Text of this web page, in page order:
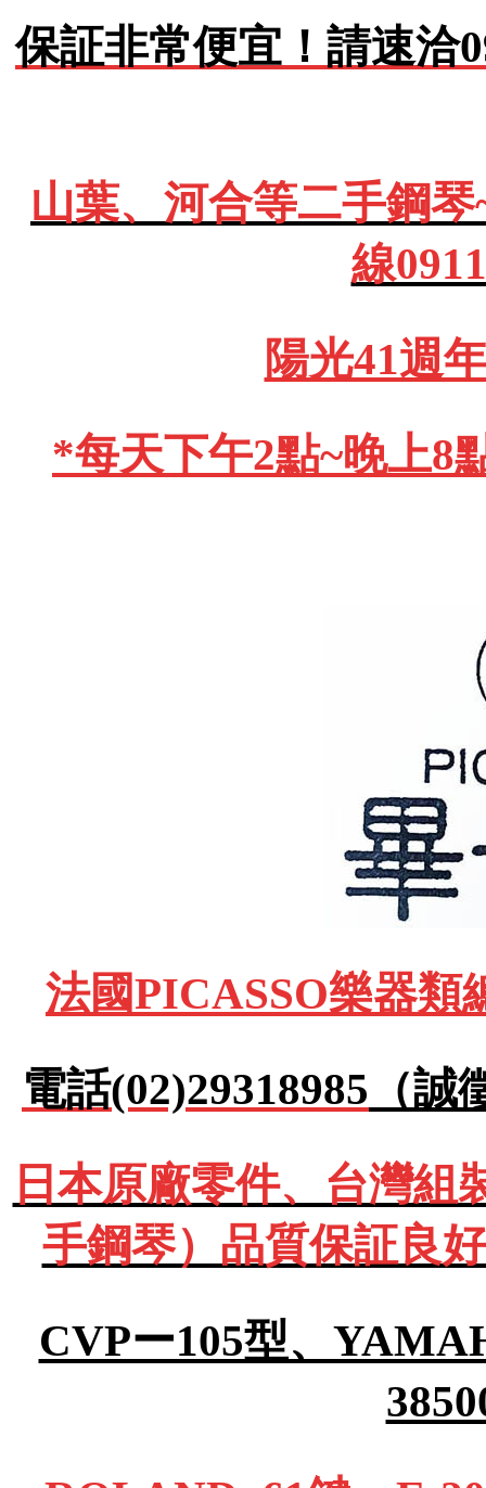
保証非常便宜！請速洽
山葉、河合等二手鋼
線
陽光41週
*每天下午2點~晚上8
法國PICASSO樂器
電話(02)29318985 （
日本原廠零件、台灣
手鋼琴）品質保証良
CVPー105型、